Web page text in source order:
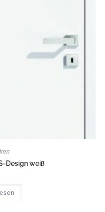
Design weiß